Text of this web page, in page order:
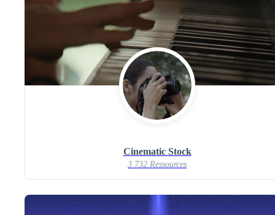
Cinematic Stock
3 732 Ressources